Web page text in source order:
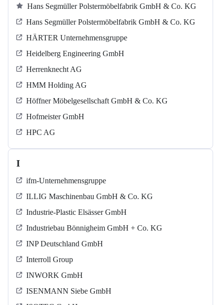
Hans Segmüller Polstermöbelfabrik GmbH & Co. KG
Hans Segmüller Polstermöbelfabrik GmbH & Co. KG
HÄRTER Unternehmensgruppe
Heidelberg Engineering GmbH
Herrenknecht AG
HMM Holding AG
Höffner Möbelgesellschaft GmbH & Co. KG
Hofmeister GmbH
HPC AG
I
ifm-Unternehmensgruppe
ILLIG Maschinenbau GmbH & Co. KG
Industrie-Plastic Elsässer GmbH
Industriebau Bönnigheim GmbH + Co. KG
INP Deutschland GmbH
Interroll Group
INWORK GmbH
ISENMANN Siebe GmbH